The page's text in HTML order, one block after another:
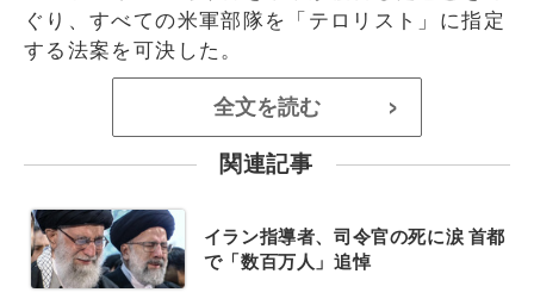
ぐり、すべての米軍部隊を「テロリスト」に指定
する法案を可決した。
全文を読む >
関連記事
イラン指導者、司令官の死に涙 首都
で「数百万人」追悼